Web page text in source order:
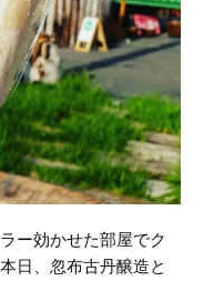
ー効かせた部屋でク
日、忽布古丹醸造と